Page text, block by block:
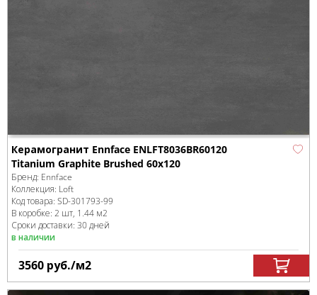
Керамогранит Ennface ENLFT8036BR60120
Titanium Graphite Brushed 60x120
Бренд: Ennface
Коллекция: Loft
Код товара: SD-301793-99
В коробке: 2 шт, 1.44 м2
Сроки доставки: 30 дней
в наличии
3560 руб./м2